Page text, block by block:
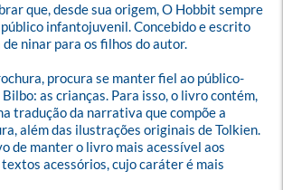
que, desde sua origem, O Hobbit sempre
infantojuvenil. Concebido e escrito
ninar para os filhos do autor.
procura se manter fiel ao público-
as crianças. Para isso, o livro contém,
tradução da narrativa que compõe a
além das ilustrações originais de Tolkien.
de manter o livro mais acessível aos
acessórios, cujo caráter é mais